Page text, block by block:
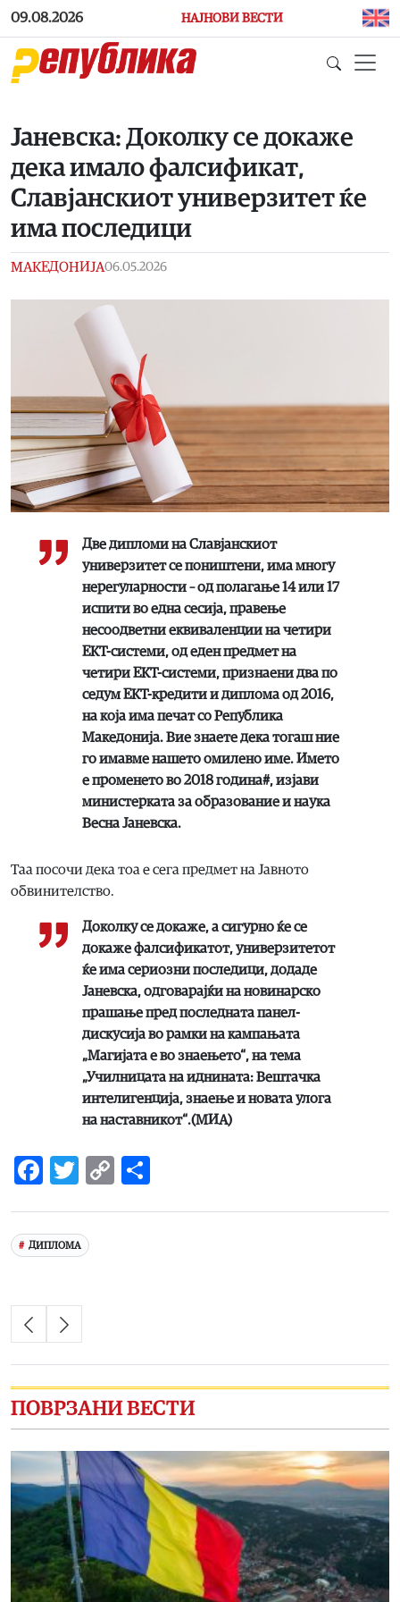
Skip to main content
09.08.2026 НАЈНОВИ ВЕСТИ
Јаневска: Доколку се докаже
дека имало фалсификат,
Славјанскиот универзитет ќе
има последици
МАКЕДОНИЈА06.05.2026
Две дипломи на Славјанскиот
универзитет се поништени, има многу
нерегуларности – од полагање 14 или 17
испити во една сесија, правење
несоодветни еквиваленции на четири
ЕКТ-системи, од еден предмет на
четири ЕКТ-системи, признаени два по
седум ЕКТ-кредити и диплома од 2016,
на која има печат со Република
Македонија. Вие знаете дека тогаш ние
го имавме нашето омилено име. Името
е променето во 2018 година#, изјави
министерката за образование и наука
Весна Јаневска.
Таа посочи дека тоа е сега предмет на Јавното
обвинителство.
Доколку се докаже, а сигурно ќе се
докаже фалсификатот, универзитетот
ќе има сериозни последици, додаде
Јаневска, одговарајќи на новинарско
прашање пред последната панел-
дискусија во рамки на кампањата
„Магијата е во знаењето“, на тема
„Училницата на иднината: Вештачка
интелигенција, знаење и новата улога
на наставникот“.(МИА)
Facebook
Twitter
Copy
ДИПЛОМА
ПОВРЗАНИ ВЕСТИ